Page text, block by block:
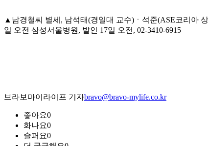
▲남경철씨 별세, 남석태(경일대 교수)ㆍ석준(ASE코리아
일 오전 삼성서울병원, 발인 17일 오전, 02-3410-6915
브라보마이라이프 기자bravo@bravo-mylife.co.kr
좋아요0
화나요0
슬퍼요0